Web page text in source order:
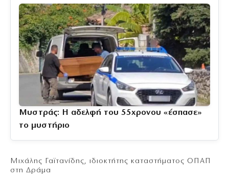
Μυστράς: Η αδελφή του 55χρονου «έσπασε»
το μυστήριο
Μιχάλης Γαϊτανίδης, ιδιοκτήτης καταστήματος ΟΠΑΠ
στη Δράμα